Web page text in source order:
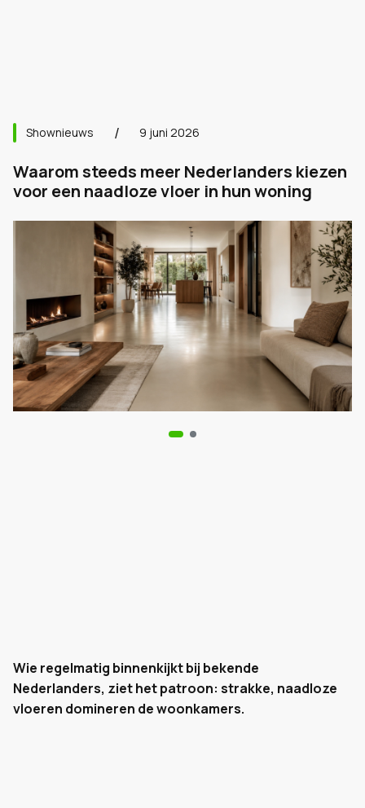
Shownieuws 9 juni 2026
Waarom steeds meer Nederlanders kiezen
voor een naadloze vloer in hun woning
Wie regelmatig binnenkijkt bij bekende
Nederlanders, ziet het patroon: strakke, naadloze
vloeren domineren de woonkamers.